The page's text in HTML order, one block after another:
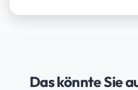
Das könnte Sie